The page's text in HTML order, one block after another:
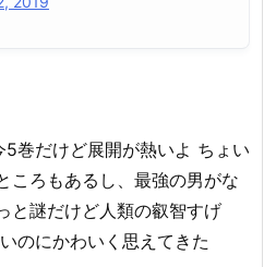
巻だけど展開が熱いよ ちょい
ころもあるし、最強の男がな
と謎だけど人類の叡智すげ
のにかわいく思えてきた